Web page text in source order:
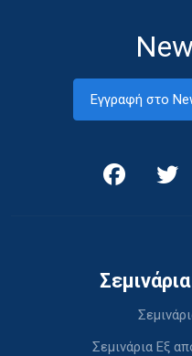
Εγγραφή στο
Σεμινάρια Εξ